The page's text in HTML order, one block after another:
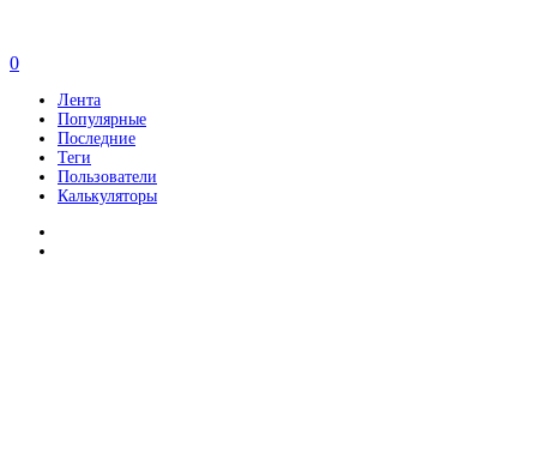
0
Лента
Популярные
Последние
Теги
Пользователи
Калькуляторы